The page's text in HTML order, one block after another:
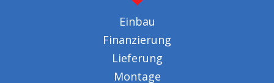
Einbau
Finanzierung
Lieferung
Montage